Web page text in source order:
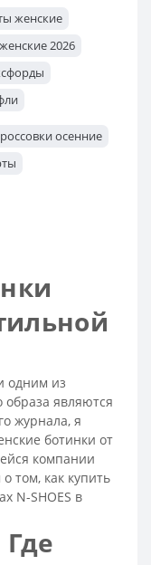
женские
2026
осенние
женские
2026 женские
замшевые
одним из
являются
журнала, я
ботинки от
компании
том, как купить
N-SHOES в
Где